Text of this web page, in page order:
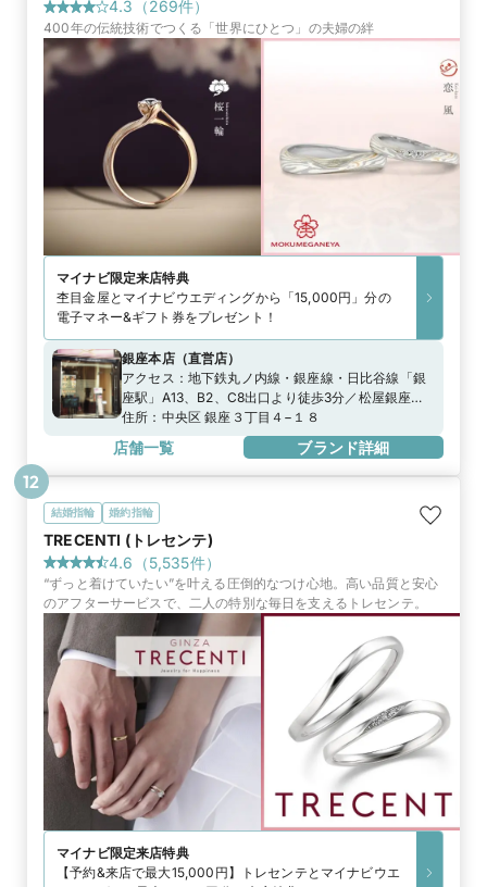
4.3 （269件）
400年の伝統技術でつくる「世界にひとつ」の夫婦の絆
マイナビ限定来店特典
杢目金屋とマイナビウエディングから「15,000円」分の
電子マネー&ギフト券をプレゼント！
銀座本店（直営店）
アクセス： 地下鉄丸ノ内線・銀座線・日比谷線「銀
座駅」A13、B2、C8出口より徒歩3分／松屋銀座よ
り徒歩2分、ルミネ有楽町より徒歩5分地下鉄有楽町
線「銀座一丁目駅」8番出口より徒歩3分JR山手線・
京浜東北線「有楽町駅」中央口より徒歩4分
住所： 中央区 銀座３丁目４−１８
店舗一覧 ブランド詳細
結婚指輪 婚約指輪
TRECENTI (トレセンテ)
4.6 （5,535件）
“ずっと着けていたい”を叶える圧倒的なつけ心地。高い品質と安心
のアフターサービスで、二人の特別な毎日を支えるトレセンテ。
マイナビ限定来店特典
【予約&来店で最大15,000円】トレセンテとマイナビウエ
12